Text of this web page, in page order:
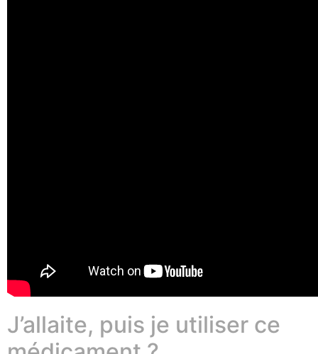
J’allaite, puis je utiliser ce